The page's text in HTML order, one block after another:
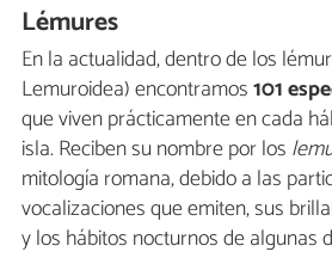
Lémures
En la actualidad, dentro de los
Lemuroidea) encontramos101
que viven prácticamente en cada
isla. Reciben su nombre por los
mitología romana, debido a las
vocalizaciones que emiten, sus
y los hábitos nocturnos de algunas